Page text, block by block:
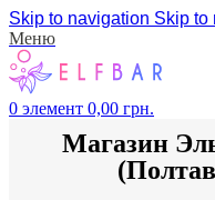
Skip to navigation Skip to
Меню
0 элемент 0,00 грн.
Магазин